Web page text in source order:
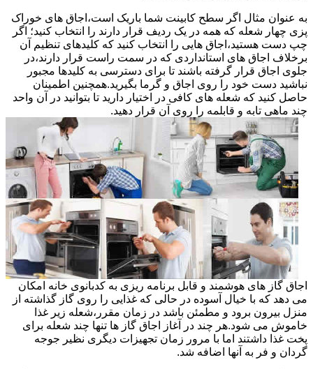
به عنوان مثال اگر سطح کابینت شما باریک است،اجاق های خوراک
پزی چهار شعله که همه در یک ردیف قرار دارند را انتخاب کنید؛ اگر
چپ دست هستید،اجاق هایی را انتخاب کنید که کلیدهای تنظیم آن
برخلاف اجاق های استانداردی که در سمت راست قرار دارند،در
جلوی اجاق قرار گرفته باشند تا برای دسترسی به کلیدها مجبور
نباشید دست خود را روی اجاق و گرما بگیرید.همچنین اطمینان
حاصل کنید که شعله های کافی در اختیار دارید تا بتوانید در آن واحد
چند ماهی تابه و قابلمه را روی آن قرار دهید.
اجاق گاز های هوشمند و قابل برنامه ریزی به کدبانوی خانه امکان
می دهد که با خیال آسوده در حالی که غذایی را روی گاز گذاشته از
منزل بیرون برود و مطمئن باشد در زمان مقرر،شعله زیر غذا
خاموش می شود.هر چند در آغاز اجاق گاز ها تنها چند شعله برای
پخت غذا داشتند اما با مرور زمان تجهیزات دیگری نظیر جوجه
گردان و فر به آنها اضافه شد.